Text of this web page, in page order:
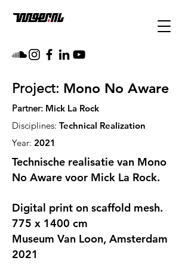
Project: Mono No Aware
Partner: Mick La Rock
Disciplines: Technical Realization
Year: 2021
Technische realisatie van Mono
No Aware voor Mick La Rock.
Digital print on scaffold mesh.
775 x 1400 cm
Museum Van Loon, Amsterdam
2021